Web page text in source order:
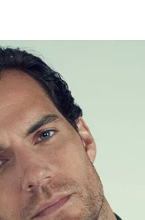
з вільних джерел,